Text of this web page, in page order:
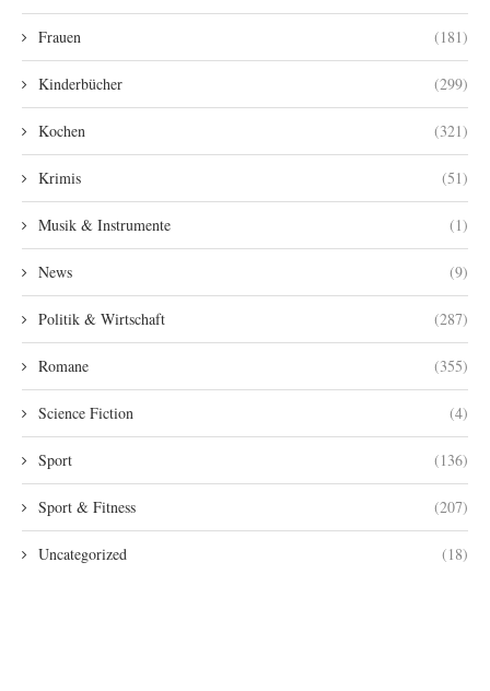
Frauen (181)
Kinderbücher (299)
Kochen (321)
Krimis (51)
Musik & Instrumente (1)
News (9)
Politik & Wirtschaft (287)
Romane (355)
Science Fiction (4)
Sport (136)
Sport & Fitness (207)
Uncategorized (18)